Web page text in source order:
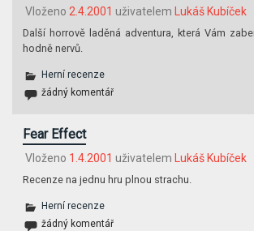
Vloženo 2.4.2001 uživatelem Lukáš Kubíček
Další horrově laděná adventura, která Vám
hodně nervů.
Herní recenze
žádný komentář
Fear Effect
Vloženo 1.4.2001 uživatelem Lukáš Kubíček
Recenze na jednu hru plnou strachu.
Herní recenze
žádný komentář